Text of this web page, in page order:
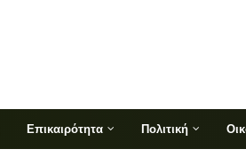
Επικαιρότητα Πολιτική